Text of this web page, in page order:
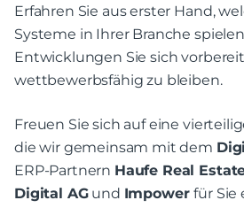
Erfahren Sie aus erster Hand,
Systeme in Ihrer Branche
Entwicklungen Sie sich
wettbewerbsfähig zu bleiben.
Freuen Sie sich auf eine
die wir gemeinsam mit dem
ERP-Partnern Haufe Real
Digital AGund Impowerfür Sie